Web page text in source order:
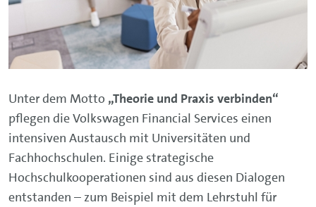
Unter dem Motto „Theorie und Praxis verbinden“
pflegen die Volkswagen Financial Services einen
intensiven Austausch mit Universitäten und
Fachhochschulen. Einige strategische
Hochschulkooperationen sind aus diesen Dialogen
entstanden – zum Beispiel mit dem Lehrstuhl für